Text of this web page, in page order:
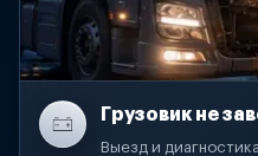
Грузовик не
Выезд и